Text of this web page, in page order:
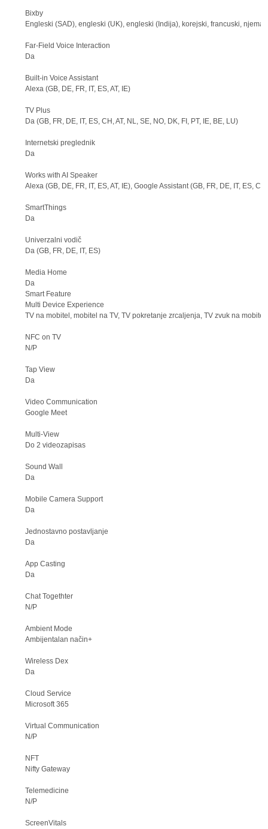
Bixby
Engleski (SAD), engleski (UK), engleski (Indija), korejski, francuski,
Far-Field Voice Interaction
Da
Built-in Voice Assistant
Alexa (GB, DE, FR, IT, ES, AT, IE)
TV Plus
Da (GB, FR, DE, IT, ES, CH, AT, NL, SE, NO, DK, FI, PT, IE, BE, LU)
Internetski preglednik
Da
Works with AI Speaker
Alexa (GB, DE, FR, IT, ES, AT, IE), Google Assistant (GB, FR, DE, IT, ES,
SmartThings
Da
Univerzalni vodič
Da (GB, FR, DE, IT, ES)
Media Home
Da
Smart Feature
Multi Device Experience
TV na mobitel, mobitel na TV, TV pokretanje zrcaljenja, TV zvuk na
NFC on TV
N/P
Tap View
Da
Video Communication
Google Meet
Multi-View
Do 2 videozapisas
Sound Wall
Da
Mobile Camera Support
Da
Jednostavno postavljanje
Da
App Casting
Da
Chat Togethter
N/P
Ambient Mode
Ambijentalan način+
Wireless Dex
Da
Cloud Service
Microsoft 365
Virtual Communication
N/P
NFT
Nifty Gateway
Telemedicine
N/P
ScreenVitals